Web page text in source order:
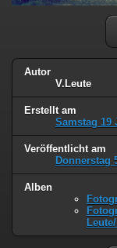
Autor
V.Leute
Erstellt am
Samstag 19
Veröffentlicht am
Donnerstag
Alben